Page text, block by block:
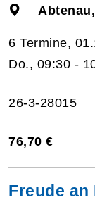
6 Termine,
Do., 09:30 -
26-3-28015
76,70 €
Freude